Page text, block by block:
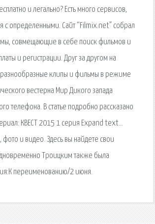
и легально? Есть много сервисов,
с определенными. Сайт “Filmix.net” собрал
совмещающие в себе поиск фильмов и
и регистрации. Друг за другом на
клипы и фильмы в режиме
вестерна Мир Дикого запада
телефона. В статье подробно рассказано
КВЕСТ 2015 1 серия Expand text…
и видео. Здесь вы найдете свои
Троицким также была
переименованию/2 июня.